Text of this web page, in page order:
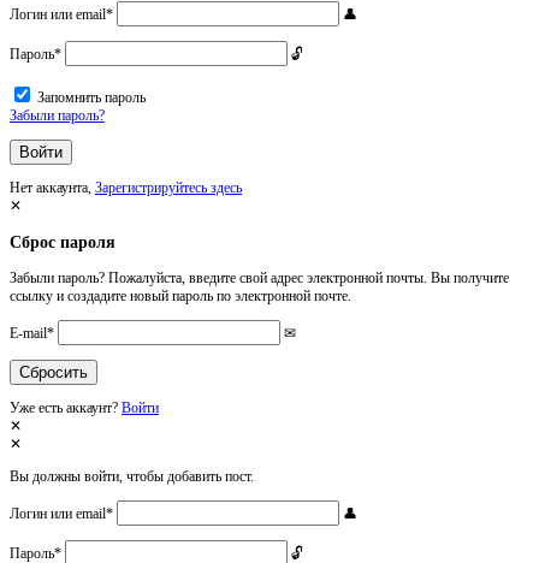
Логин или email*
Пароль*
Запомнить пароль
Забыли пароль?
Нет аккаунта, Зарегистрируйтесь здесь
Сброс пароля
Забыли пароль? Пожалуйста, введите свой адрес электронной почты. Вы получите
ссылку и создадите новый пароль по электронной почте.
E-mail*
Уже есть аккаунт? Войти
Вы должны войти, чтобы добавить пост.
Логин или email*
Пароль*